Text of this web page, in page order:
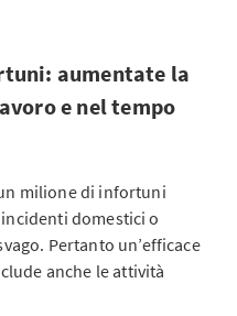
aumentate la
e nel tempo
milione di infortuni
domestici o
Pertanto un’efficace
anche le attività